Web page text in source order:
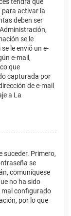
para activar la
deben ser
se le
le envió un e-
e-mail,
que
capturada por
de e-mail
a La
suceder. Primero,
se
comuníquese
no ha sido
mal configurado
por lo que